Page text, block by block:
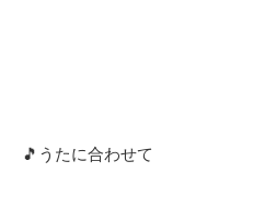
🎵うたに合わせて